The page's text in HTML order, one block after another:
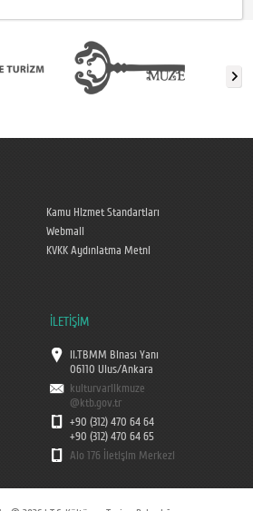
Kamu Hizmet Standartları
Webmail
KVKK Aydınlatma Metni
İLETİŞİM
II.TBMM Binası Yanı
06110 Ulus/Ankara
kulturvarlikmuze
@ktb.gov.tr
+90 (312) 470 64 64
+90 (312) 470 64 65
Alo 176 İletişim Merkezi